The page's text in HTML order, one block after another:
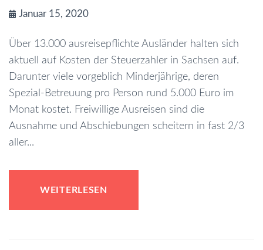
Januar 15, 2020
Über 13.000 ausreisepflichte Ausländer halten sich
aktuell auf Kosten der Steuerzahler in Sachsen auf.
Darunter viele vorgeblich Minderjährige, deren
Spezial-Betreuung pro Person rund 5.000 Euro im
Monat kostet. Freiwillige Ausreisen sind die
Ausnahme und Abschiebungen scheitern in fast 2/3
aller...
WEITERLESEN